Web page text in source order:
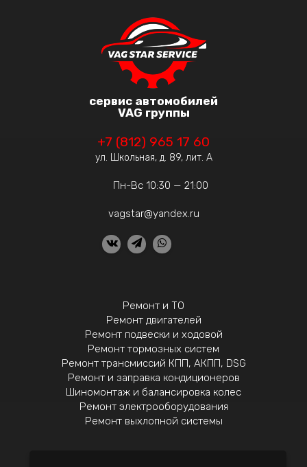
сервис автомобилей
VAG группы
+7 (812) 965 17 60
ул. Школьная, д. 89, лит. А
Пн-Вс 10:30 — 21:00
vagstar@yandex.ru
Ремонт и ТО
Ремонт двигателей
Ремонт подвески и ходовой
Ремонт тормозных систем
Ремонт трансмиссий КПП, АКПП, DSG
Ремонт и заправка кондиционеров
Шиномонтаж и балансировка колес
Ремонт электрооборудования
Ремонт выхлопной системы